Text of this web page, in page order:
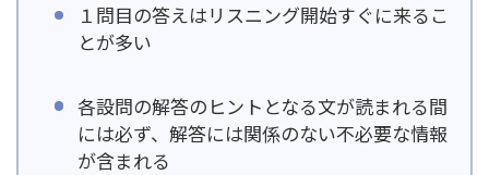
１問目の答えはリスニング開始すぐに来るこ
とが多い
各設問の解答のヒントとなる文が読まれる間
には必ず、解答には関係のない不必要な情報
が含まれる